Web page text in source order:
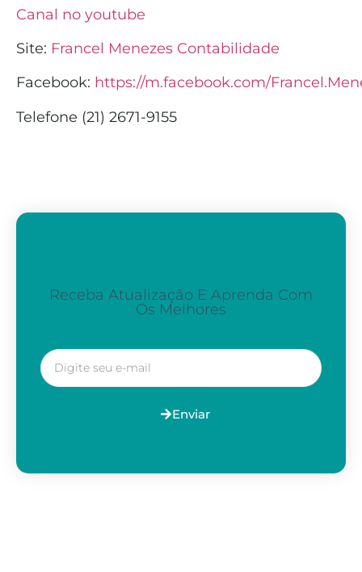
Canal no youtube
Site: Francel Menezes Contabilidade
Facebook: https://m.facebook.com/
Telefone (21) 2671-9155
Receba Atualização E Aprenda Com
Os Melhores
Enviar